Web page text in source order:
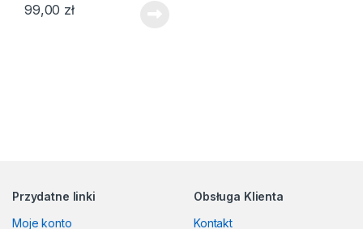
99,00 zł
Przydatne linki
Moje konto
Obsługa Klienta
Kontakt